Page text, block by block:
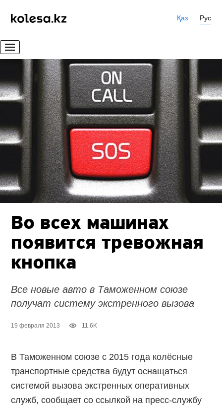
Қаз Рус
Во всех машинах
появится тревожная
кнопка
Все новые авто в Таможенном союзе
получат систему экстренного вызова
19 февраля 2013 11.6K
В Таможенном союзе с 2015 года колёсные
транспортные средства будут оснащаться
системой вызова экстренных оперативных
служб, сообщает со ссылкой на пресс-службу